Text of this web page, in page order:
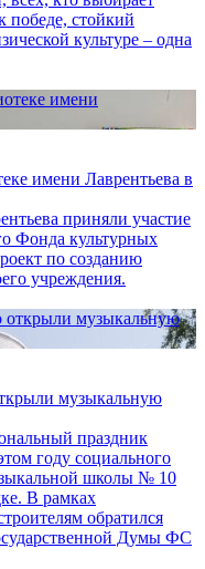
победе, стойкий
культуре – одна
имени Лаврентьева в
приняли участие
Фонда культурных
по созданию
учреждения.
музыкальную
праздник
году социального
школы № 10
В рамках
обратился
Думы ФС